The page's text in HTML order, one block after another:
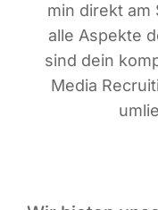
min direkt am
alle Aspek­te
sind dein
Media